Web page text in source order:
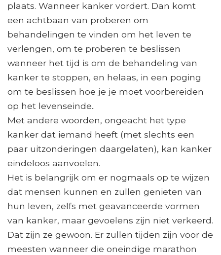
plaats. Wanneer kanker vordert. Dan komt
een achtbaan van proberen om
behandelingen te vinden om het leven te
verlengen, om te proberen te beslissen
wanneer het tijd is om de behandeling van
kanker te stoppen, en helaas, in een poging
om te beslissen hoe je je moet voorbereiden
op het levenseinde..
Met andere woorden, ongeacht het type
kanker dat iemand heeft (met slechts een
paar uitzonderingen daargelaten), kan kanker
eindeloos aanvoelen.
Het is belangrijk om er nogmaals op te wijzen
dat mensen kunnen en zullen genieten van
hun leven, zelfs met geavanceerde vormen
van kanker, maar gevoelens zijn niet verkeerd.
Dat zijn ze gewoon. Er zullen tijden zijn voor de
meesten wanneer die oneindige marathon